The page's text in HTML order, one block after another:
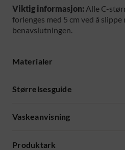
Viktig informasjon: Alle C-
forlenges med 5 cm ved å slippe
benavslutningen.
Materialer
Størrelsesguide
Vaskeanvisning
Produktark